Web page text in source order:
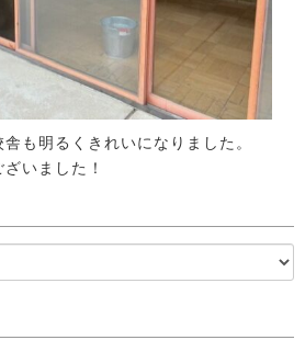
も明るくきれいになりました。
いました！